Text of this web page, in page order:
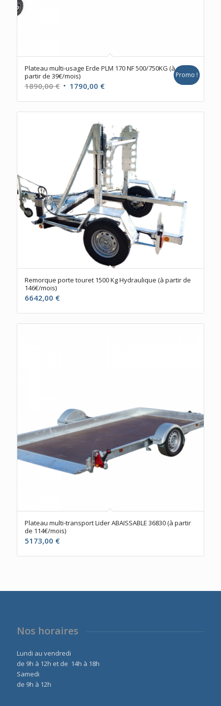
Plateau multi-usage Erde PLM 170 NF 500/750KG (à
partir de 39€/mois)
1890,00€ Le
initial
1890,00 €.
1790,00 €Le
actuel
1790,00 €.
Promo !
Remorque porte touret 1500 Kg Hydraulique (à partir de
146€/mois)
6642,00 €
Plateau multi-transport Lider ABAISSABLE 36830 (à partir
de 114€/mois)
5173,00 €
Nos horaires
Lundi au vendredi
de 9h à 12h et de 14h à 18h
Samedi
de 9h à 12h